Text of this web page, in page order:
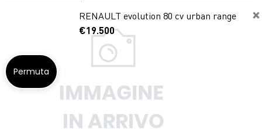
×
RENAULT evolution 80 cv urban range
€19.500
Credits
Agenzia SEO
Permuta